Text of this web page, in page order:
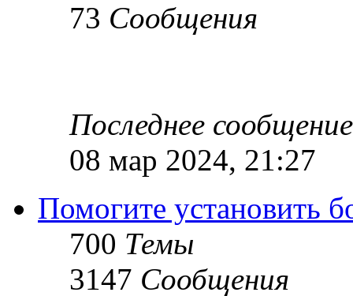
73 Сообщения
Последнее сообщение
08 мар 2024, 21:27
Помогите установить
700 Темы
3147 Сообщения